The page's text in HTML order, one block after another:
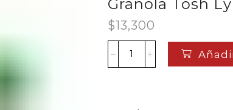
Granola Tosh
$13,300
Granola
Tosh